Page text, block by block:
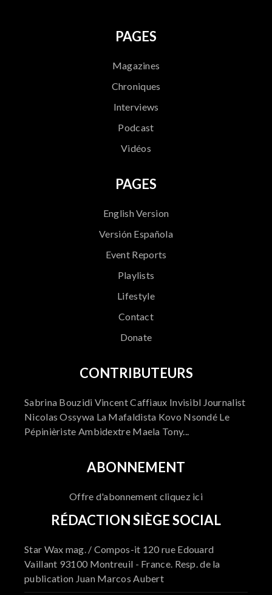
PAGES
Magazines
Chroniques
Interviews
Podcast
Vidéos
PAGES
English Version
Versión Española
Event Reports
Playlists
Lifestyle
Contact
Donate
CONTRIBUTEURS
Sabrina Bouzidi Vincent Caffiaux Invisibl Journalist
Nicolas Ossywa La Mafaldista Kovo Nsondé Le
Pépinièriste Ambidextre Maela Tony...
ABONNEMENT
Offre d'abonnement cliquez ici
RÉDACTION SIÈGE SOCIAL
Star Wax mag. / Compos-it 120 rue Edouard
Vaillant 93100 Montreuil - France. Resp. de la
publication Juan Marcos Aubert